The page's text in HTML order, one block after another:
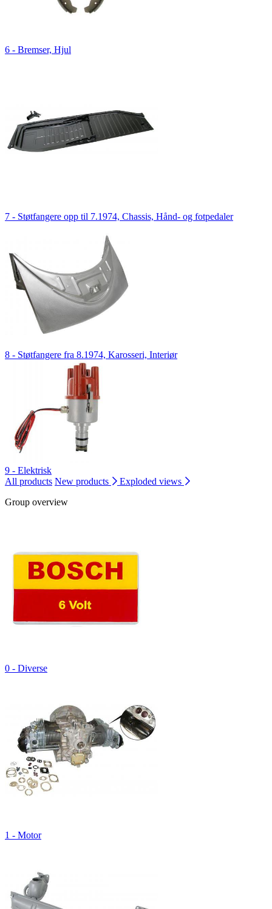
6 - Bremser, Hjul
7 - Støtfangere opp til 7.1974, Chassis, Hånd- og fotpedaler
8 - Støtfangere fra 8.1974, Karosseri, Interiør
9 - Elektrisk
All products New products
Exploded views
Group overview
0 - Diverse
1 - Motor